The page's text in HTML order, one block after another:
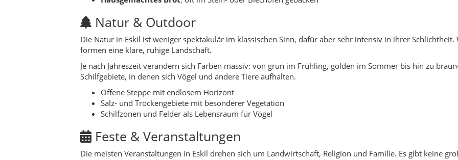
Die meisten Veranstaltungen in Eskil drehen sich um Landwirtschaft, Religion und Familie. Es gibt keine
Feiertage und besondere Tage im Jahreslauf.
Religiöse Feste wie Ramadan- und Opferfest mit Familienbesuchen
Lokale Ernte- und Dorffeste mit Essen, Musik und Tanz
Kleine Sport- oder Kulturveranstaltungen, die eher regional ausgerichtet sind
Geschichte & Timeline von Eskil
Die Region um Eskil ist seit langer Zeit besiedelt. Heute erinnert vieles eher still an die Vergangenheit –
Frühe Zeiten:Siedlungen auf der anatolischen Hochebene, frühe Ackerbau- und Viehzuchtkulturen.
Türkische Stämme werden in Zentralanatolien angesiedelt, die Steppe wird
Osmanische Zeit:Eskil wird Teil eines ländlich geprägten Verwaltungsgebiets mit Dörfern und
Republikgründung: Ausbau von Verwaltung, Straßen, Schulen und moderner Landwirtschaft.
Heute:Moderner Landkreis mit zwei Gemeinden und mehreren Dörfern, der seine ländliche